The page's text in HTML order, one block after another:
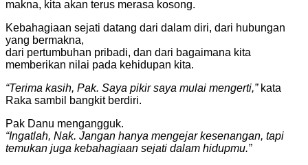
makna, kita akan terus merasa kosong.
Kebahagiaan sejati datang dari dalam diri, dari hubungan
yang bermakna,
dari pertumbuhan pribadi, dan dari bagaimana kita
memberikan nilai pada kehidupan kita.
“Terima kasih, Pak. Saya pikir saya mulai mengerti,”kata
Raka sambil bangkit berdiri.
Pak Danu mengangguk.
“Ingatlah, Nak. Jangan hanya mengejar kesenangan, tapi
temukan juga kebahagiaan sejati dalam hidupmu.”